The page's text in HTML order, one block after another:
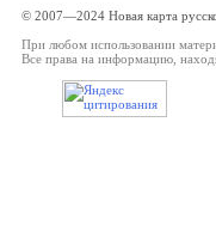
© 2007—2024 Новая карта
При любом использовании
Все права на информацию,